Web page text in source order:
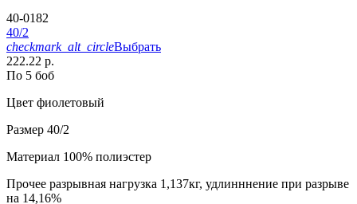
40-0182
40/2
checkmark_alt_circleВыбрать
222.22 р.
По 5 боб
Цвет фиолетовый
Размер 40/2
Материал 100% полиэстер
Прочее разрывная нагрузка 1,137кг, удлинннение при разрыве
на 14,16%